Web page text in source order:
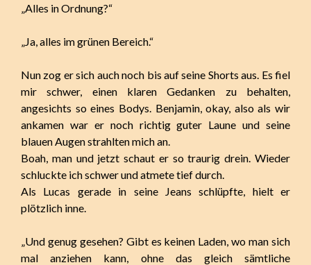
„Alles in Ordnung?“
„Ja, alles im grünen Bereich.“
Nun zog er sich auch noch bis auf seine Shorts aus. Es fiel
mir schwer, einen klaren Gedanken zu behalten,
angesichts so eines Bodys. Benjamin, okay, also als wir
ankamen war er noch richtig guter Laune und seine
blauen Augen strahlten mich an.
Boah, man und jetzt schaut er so traurig drein. Wieder
schluckte ich schwer und atmete tief durch.
Als Lucas gerade in seine Jeans schlüpfte, hielt er
plötzlich inne.
„Und genug gesehen? Gibt es keinen Laden, wo man sich
mal anziehen kann, ohne das gleich sämtliche